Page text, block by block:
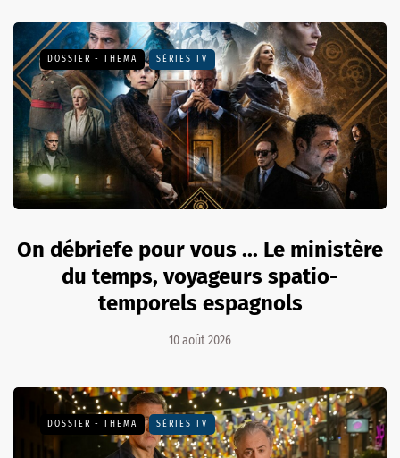
DOSSIER - THEMA SÉRIES TV
On débriefe pour vous ... Le ministère
du temps, voyageurs spatio-
temporels espagnols
10 août 2026
DOSSIER - THEMA SÉRIES TV